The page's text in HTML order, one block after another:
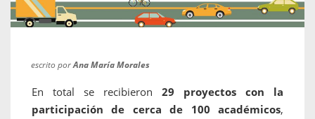
escrito porAna María Morales
En total se recibieron 29 proyectos con la
participación de cerca de 100 académicos,